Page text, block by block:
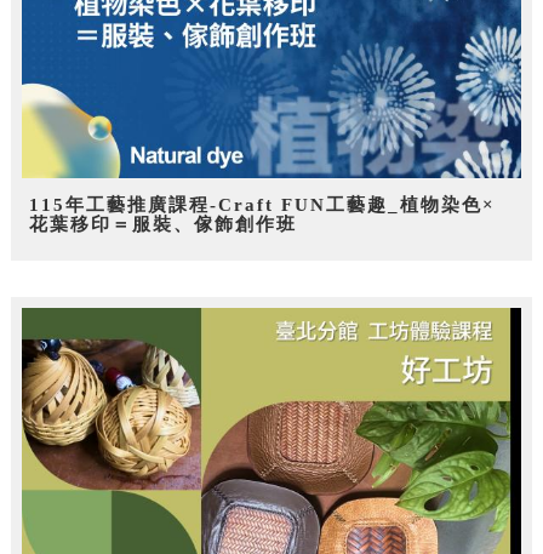
115年工藝推廣課程-Craft FUN工藝趣_植物染色×
花葉移印＝服裝、傢飾創作班